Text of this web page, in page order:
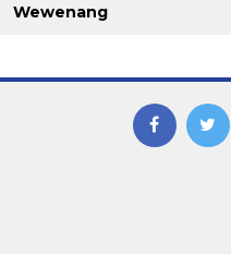
Wewenang